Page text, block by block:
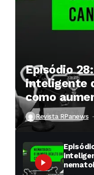
Episódio
inteligente
como
Revista RPanews